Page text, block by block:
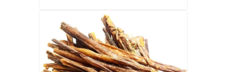
Vai šo kārumu var dot katru dienu?
Jā, ievērojot sabalansētu uzturu un iekļaujot to
kopējā dienas barības devā.